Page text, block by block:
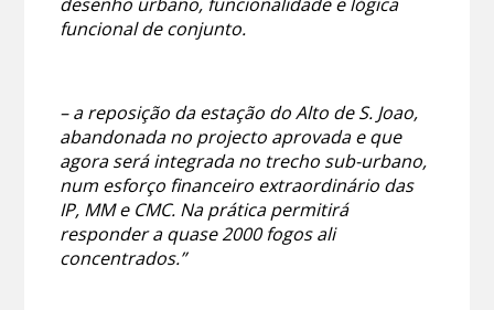
funcional de conjunto.
– a reposição da estação do Alto de S. Joao,
abandonada no projecto aprovada e que
agora será integrada no trecho sub-urbano,
num esforço financeiro extraordinário das
IP, MM e CMC. Na prática permitirá
responder a quase 2000 fogos ali
concentrados.”